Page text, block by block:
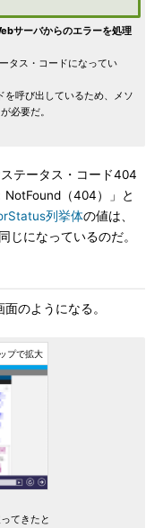
サーバからのエラーを処理
タス・コードになってい
を呼び出しているため、メソ
必要だ。
テータス・コード404
NotFound（404）」と
列挙体の値は、
じになっているのだ。
のようになる。
てきたと